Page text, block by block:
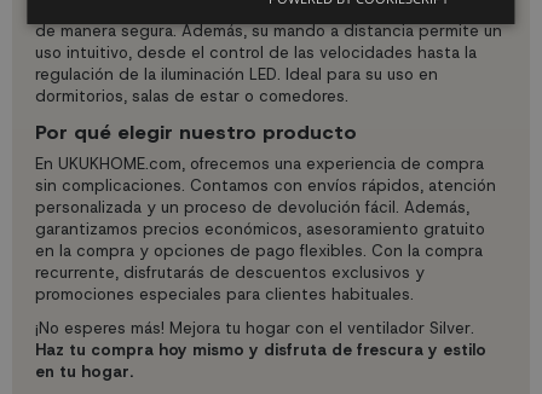
cm). Solo necesitas seguir los pasos del manual para fijarlo
de manera segura. Además, su mando a distancia permite un
uso intuitivo, desde el control de las velocidades hasta la
regulación de la iluminación LED. Ideal para su uso en
dormitorios, salas de estar o comedores.
Por qué elegir nuestro producto
En UKUKHOME.com, ofrecemos una experiencia de compra
sin complicaciones. Contamos con envíos rápidos, atención
personalizada y un proceso de devolución fácil. Además,
garantizamos precios económicos, asesoramiento gratuito
en la compra y opciones de pago flexibles. Con la compra
recurrente, disfrutarás de descuentos exclusivos y
promociones especiales para clientes habituales.
¡No esperes más! Mejora tu hogar con el ventilador Silver.
Haz tu compra hoy mismo y disfruta de frescura y estilo
en tu hogar.